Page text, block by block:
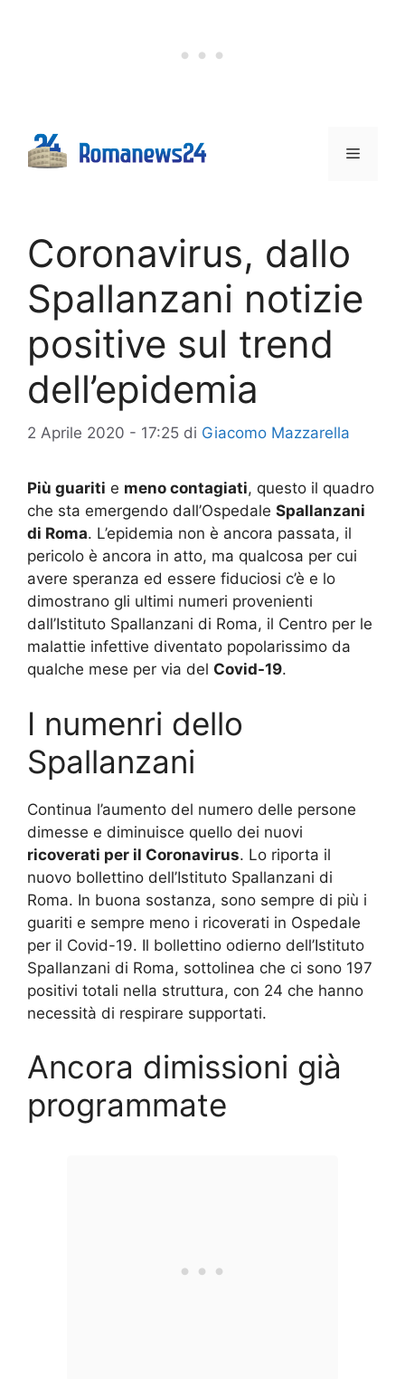
Menu
Coronavirus, dallo
Spallanzani notizie
positive sul trend
dell’epidemia
2 Aprile 2020 - 17:25 di Giacomo Mazzarella
Più guariti e meno contagiati, questo il quadro
che sta emergendo dall’Ospedale Spallanzani
di Roma. L’epidemia non è ancora passata, il
pericolo è ancora in atto, ma qualcosa per cui
avere speranza ed essere fiduciosi c’è e lo
dimostrano gli ultimi numeri provenienti
dall’Istituto Spallanzani di Roma, il Centro per le
malattie infettive diventato popolarissimo da
qualche mese per via del Covid-19.
I numenri dello
Spallanzani
Continua l’aumento del numero delle persone
dimesse e diminuisce quello dei nuovi
ricoverati per il Coronavirus. Lo riporta il
nuovo bollettino dell’Istituto Spallanzani di
Roma. In buona sostanza, sono sempre di più i
guariti e sempre meno i ricoverati in Ospedale
per il Covid-19. Il bollettino odierno dell’Istituto
Spallanzani di Roma, sottolinea che ci sono 197
positivi totali nella struttura, con 24 che hanno
necessità di respirare supportati.
Ancora dimissioni già
programmate